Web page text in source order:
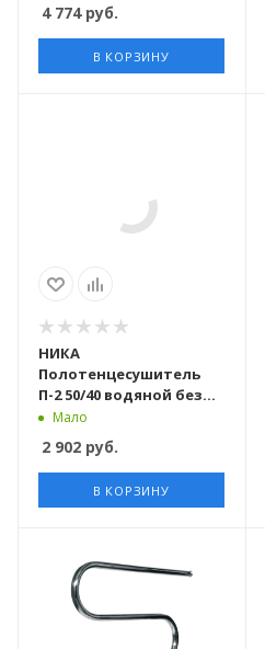
4 774руб.
В КОРЗИНУ
НИКА
Полотенцесушитель
П-2 50/40 водяной без
полки
Мало
2 902 руб.
В КОРЗИНУ